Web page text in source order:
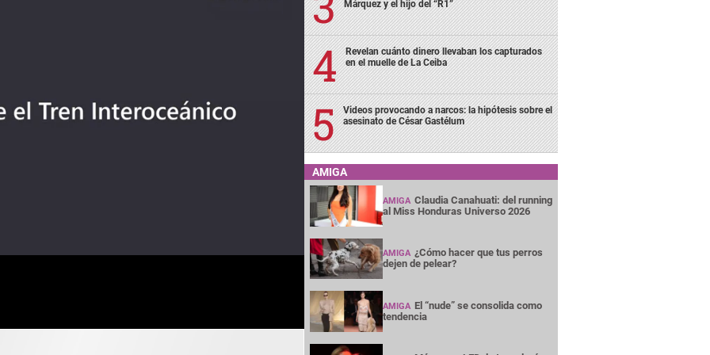
Márquez y el hijo del “R1”
Revelan cuánto dinero llevaban los capturados
en el muelle de La Ceiba
Videos provocando a narcos: la hipótesis sobre el
asesinato de César Gastélum
AMIGA
AMIGA Claudia Canahuati: del running
al Miss Honduras Universo 2026
AMIGA ¿Cómo hacer que tus perros
dejen de pelear?
AMIGA El “nude” se consolida como
tendencia